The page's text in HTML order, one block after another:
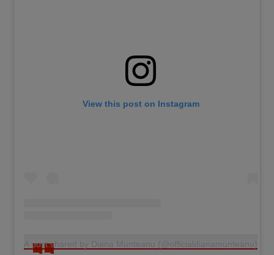
View this post on Instagram
A post shared by Diana Munteanu (@officialdianamunteanu)